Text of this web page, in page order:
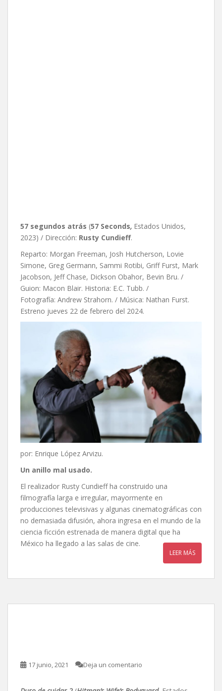
57 segundos atrás (57 Seconds, Estados Unidos,
2023) / Dirección: Rusty Cundieff.
Reparto: Morgan Freeman, Josh Hutcherson, Lovie
Simone, Greg Germann, Sammi Rotibi, Griff Furst, Mark
Jacobson, Jeff Chase, Dickson Obahor, Bevin Bru. /
Guion: Macon Blair. Historia: E.C. Tubb. /
Fotografía: Andrew Strahorn. / Música: Nathan Furst.
Estreno jueves 22 de febrero del 2024.
por: Enrique López Arvizu.
Un anillo mal usado.
El realizador Rusty Cundieff ha construido una
filmografía larga e irregular, mayormente en
producciones televisivas y algunas cinematográficas con
no demasiada difusión, ahora ingresa en el mundo de la
ciencia ficción estrenada de manera digital que ha
México ha llegado a las salas de cine.
LEER MÁS
17 junio, 2021 Deja un comentario